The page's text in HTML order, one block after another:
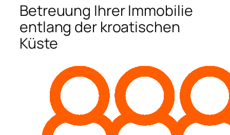
Betreuung Ihrer Immobilie
entlang der kroatischen
Küste